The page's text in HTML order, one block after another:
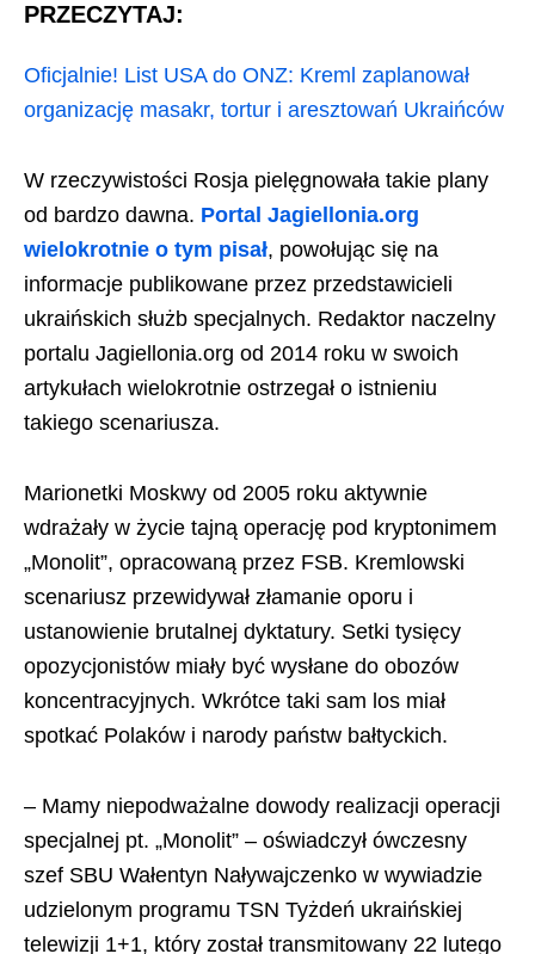
PRZECZYTAJ:
Oficjalnie! List USA do ONZ: Kreml zaplanował
organizację masakr, tortur i aresztowań Ukraińców
W rzeczywistości Rosja pielęgnowała takie plany
od bardzo dawna. Portal Jagiellonia.org
wielokrotnie o tym pisał, powołując się na
informacje publikowane przez przedstawicieli
ukraińskich służb specjalnych. Redaktor naczelny
portalu Jagiellonia.org od 2014 roku w swoich
artykułach wielokrotnie ostrzegał o istnieniu
takiego scenariusza.
Marionetki Moskwy od 2005 roku aktywnie
wdrażały w życie tajną operację pod kryptonimem
„Monolit”, opracowaną przez FSB. Kremlowski
scenariusz przewidywał złamanie oporu i
ustanowienie brutalnej dyktatury. Setki tysięcy
opozycjonistów miały być wysłane do obozów
koncentracyjnych. Wkrótce taki sam los miał
spotkać Polaków i narody państw bałtyckich.
– Mamy niepodważalne dowody realizacji operacji
specjalnej pt. „Monolit” – oświadczył ówczesny
szef SBU Wałentyn Naływajczenko w wywiadzie
udzielonym programu TSN Tyżdeń ukraińskiej
telewizji 1+1, który został transmitowany 22 lutego